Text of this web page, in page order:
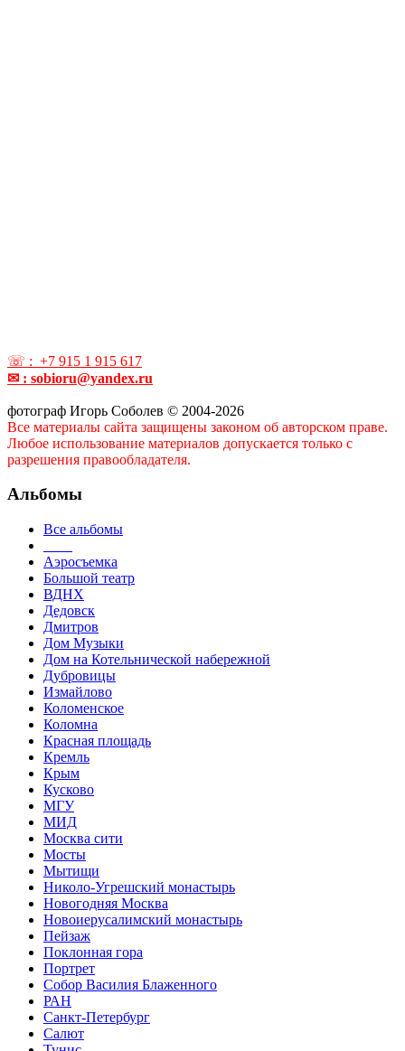
☏ : +7 915 1 915 617
✉ : sobioru@yandex.ru
фотограф Игорь Соболев © 2004-2026
Все материалы сайта защищены законом об авторском праве.
Любое использование материалов допускается только с
разрешения правообладателя.
Альбомы
Все альбомы
Аэросъемка
Большой театр
ВДНХ
Дедовск
Дмитров
Дом Музыки
Дом на Котельнической набережной
Дубровицы
Измайлово
Коломенское
Коломна
Красная площадь
Кремль
Крым
Кусково
МГУ
МИД
Москва сити
Мосты
Мытищи
Николо-Угрешский монастырь
Новогодняя Москва
Новоиерусалимский монастырь
Пейзаж
Поклонная гора
Портрет
Собор Василия Блаженного
РАН
Санкт-Петербург
Салют